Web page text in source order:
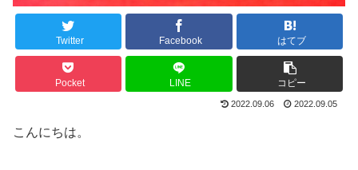
Twitter Facebook はてブ
Pocket LINE コピー
2022.09.06 2022.09.05
こんにちは。